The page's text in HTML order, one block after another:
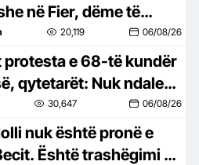
në Fier, dëme të
20,119 06/08/26
protesta e 68-të kundër
qytetarët: Nuk ndalemi
e Ramës
30,647 06/08/26
nuk është pronë e
Është trashëgimi e